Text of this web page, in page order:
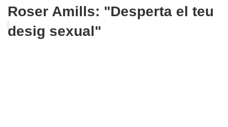
Roser Amills: "Desperta el teu
desig sexual"